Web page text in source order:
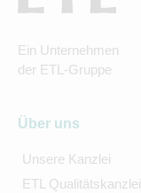
Ein Unternehmen
der ETL-Gruppe
Über uns
Unsere Kanzlei
ETL Qualitätskanzlei